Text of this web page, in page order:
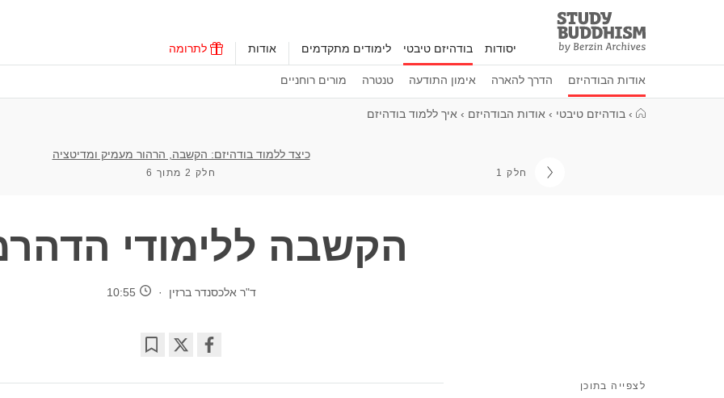
Study
Buddhism
Home
יסודות בודהיזם טיבטי
אודות הבודהיזם הדרך להארה אימון התודעה טנטרה מורים רוחניים
לימודים מתקדמים אודות לתרומה
› בודהיזם טיבטי › אודות הבודהיזם › איך ללמוד בודהיזם
חלק 1
כיצד ללמוד בודהיזם: הקשבה, הרהור מעמיק ומדיטציה
חלק 2 מתוך 6
הקשבה ללימודי
ד"ר אלכסנדר ברזין 10:55
on
לצפייה בתוכן